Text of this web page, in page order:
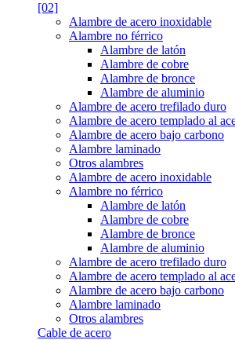
[02]
Alambre de acero inoxidable
Alambre no férrico
Alambre de latón
Alambre de cobre
Alambre de bronce
Alambre de aluminio
Alambre de acero trefilado duro
Alambre de acero templado al
Alambre de acero bajo carbono
Alambre laminado
Otros alambres
Alambre de acero inoxidable
Alambre no férrico
Alambre de latón
Alambre de cobre
Alambre de bronce
Alambre de aluminio
Alambre de acero trefilado duro
Alambre de acero templado al
Alambre de acero bajo carbono
Alambre laminado
Otros alambres
Cable de acero